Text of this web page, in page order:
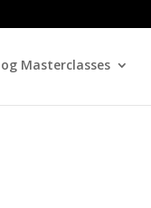
Masterclasses